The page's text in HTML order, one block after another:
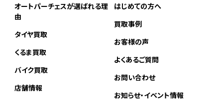
オートパーチェスが選ばれる理
由
タイヤ買取
くるま買取
バイク買取
店舗情報
はじめての方へ
買取事例
お客様の声
よくあるご質問
お問い合わせ
お知らせ・イベント情報